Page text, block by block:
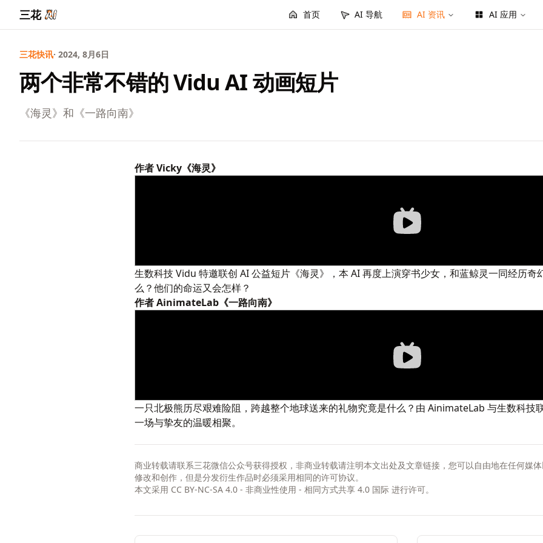
三花 首页 AI 导航 AI 资讯 AI 应用
三花快讯· 2024, 8月6日
两个非常不错的 Vidu AI 动画短片
《海灵》和《一路向南》
作者 Vicky《海灵》
生数科技 Vidu 特邀联创 AI 公益短片《海灵》，本 AI 再度上演穿书少女，和蓝鲸灵一同经历奇
么？他们的命运又会怎样？
作者 AinimateLab《一路向南》
一只北极熊历尽艰难险阻，跨越整个地球送来的礼物究竟是什么？由 AinimateLab 与生数科技
一场与挚友的温暖相聚。
商业转载请联系三花微信公众号获得授权，非商业转载请注明本文出处及文章链接，您可以自由地在任何媒
修改和创作，但是分发衍生作品时必须采用相同的许可协议。
本文采用 CC BY-NC-SA 4.0 - 非商业性使用 - 相同方式共享 4.0 国际进行许可。